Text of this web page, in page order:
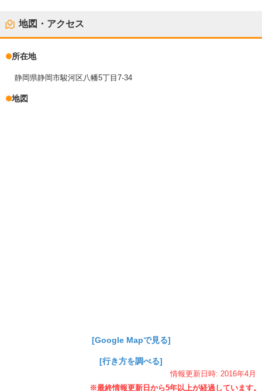
地図・アクセス
所在地
静岡県静岡市駿河区八幡5丁目7-34
地図
[Google Mapで見る]
[行き方を調べる]
情報更新日時: 2016年4月